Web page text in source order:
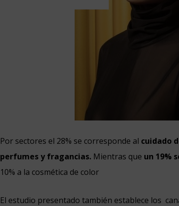
Por sectores el 28% se corresponde al cuidado
perfumes y fragancias. Mientras que un 19%
10% a la cosmética de color
El estudio presentado también establece los